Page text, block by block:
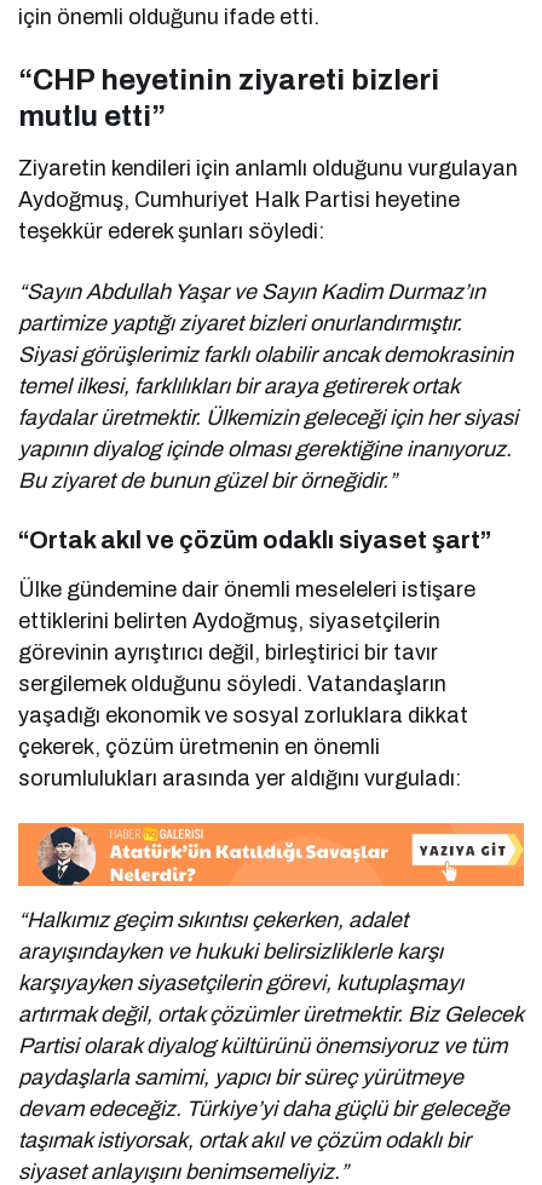
için önemli olduğunu ifade etti.
“CHP heyetinin ziyareti bizleri
mutlu etti”
Ziyaretin kendileri için anlamlı olduğunu vurgulayan
Aydoğmuş, Cumhuriyet Halk Partisi heyetine
teşekkür ederek şunları söyledi:
“Sayın Abdullah Yaşar ve Sayın Kadim Durmaz’ın
partimize yaptığı ziyaret bizleri onurlandırmıştır.
Siyasi görüşlerimiz farklı olabilir ancak demokrasinin
temel ilkesi, farklılıkları bir araya getirerek ortak
faydalar üretmektir. Ülkemizin geleceği için her siyasi
yapının diyalog içinde olması gerektiğine inanıyoruz.
Bu ziyaret de bunun güzel bir örneğidir.”
“Ortak akıl ve çözüm odaklı siyaset şart”
Ülke gündemine dair önemli meseleleri istişare
ettiklerini belirten Aydoğmuş, siyasetçilerin
görevinin ayrıştırıcı değil, birleştirici bir tavır
sergilemek olduğunu söyledi. Vatandaşların
yaşadığı ekonomik ve sosyal zorluklara dikkat
çekerek, çözüm üretmenin en önemli
sorumlulukları arasında yer aldığını vurguladı:
“Halkımız geçim sıkıntısı çekerken, adalet
arayışındayken ve hukuki belirsizliklerle karşı
karşıyayken siyasetçilerin görevi, kutuplaşmayı
artırmak değil, ortak çözümler üretmektir. Biz Gelecek
Partisi olarak diyalog kültürünü önemsiyoruz ve tüm
paydaşlarla samimi, yapıcı bir süreç yürütmeye
devam edeceğiz. Türkiye’yi daha güçlü bir geleceğe
taşımak istiyorsak, ortak akıl ve çözüm odaklı bir
siyaset anlayışını benimsemeliyiz.”